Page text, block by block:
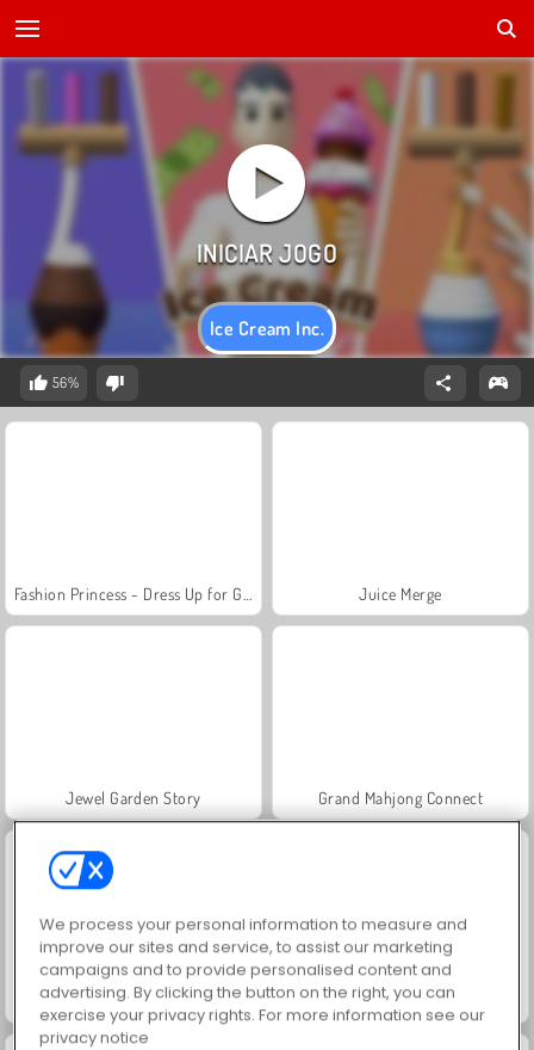
Ice Cream Inc.
56%
Juice Merge
Jewel Garden Story Grand Mahjong Connect
Scala 40 Farm Merge Valley
We process your personal information to measure and
improve our sites and service, to assist our marketing
campaigns and to provide personalised content and
advertising. By clicking the button on the right, you can
exercise your privacy rights. For more information see our
privacy notice